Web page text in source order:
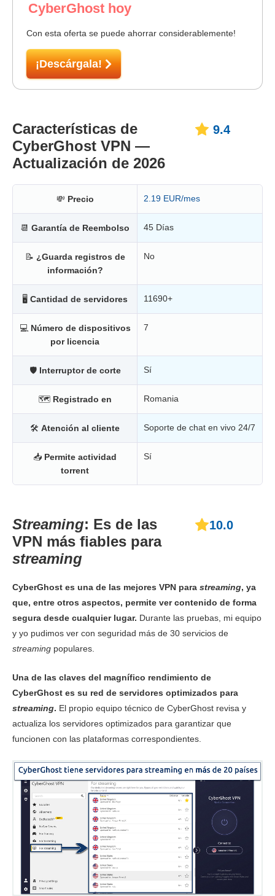
CyberGhost hoy
Con esta oferta se puede ahorrar considerablemente!
¡Descárgala!
Características de
CyberGhost VPN —
Actualización de 2026
9.4
💸 Precio 2.19 EUR/mes
📆 Garantía de Reembolso 45 Días
📝 ¿Guarda registros de
información?
No
🖥 Cantidad de servidores 11690+
💻 Número de dispositivos
por licencia
7
🛡 Interruptor de corte Sí
🗺 Registrado en Romania
🛠 Atención al cliente Soporte de chat en vivo 24/7
📥 Permite actividad
torrent
Sí
Streaming: Es de las
VPN más fiables para
streaming
10.0
CyberGhost es una de las mejores VPN para streaming, ya
que, entre otros aspectos, permite ver contenido de forma
segura desde cualquier lugar. Durante las pruebas, mi equipo
y yo pudimos ver con seguridad más de 30 servicios de
streaming populares.
Una de las claves del magnífico rendimiento de
CyberGhost es su red de servidores optimizados para
streaming. El propio equipo técnico de CyberGhost revisa y
actualiza los servidores optimizados para garantizar que
funcionen con las plataformas correspondientes.